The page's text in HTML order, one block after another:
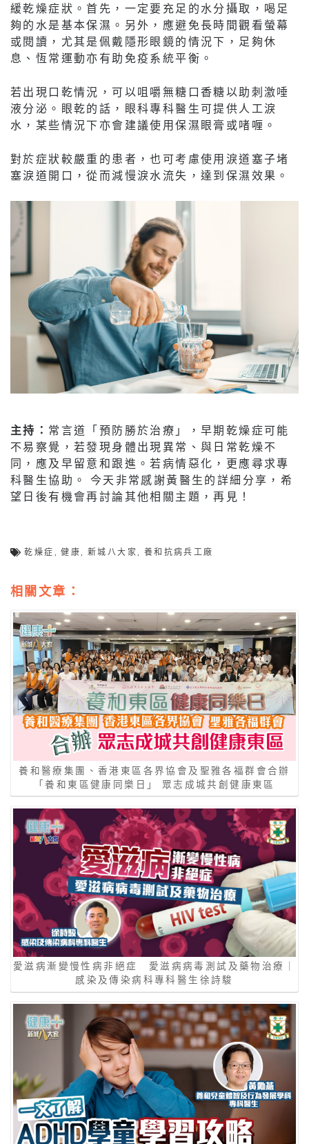
緩乾燥症狀。首先，一定要充足的水分攝取，喝足
夠的水是基本保濕。另外，應避免長時間觀看螢幕
或閱讀，尤其是佩戴隱形眼鏡的情況下，足夠休
息、恆常運動亦有助免疫系統平衡。
若出現口乾情況，可以咀嚼無糖口香糖以助刺激唾
液分泌。眼乾的話，眼科專科醫生可提供人工淚
水，某些情況下亦會建議使用保濕眼膏或啫喱。
對於症狀較嚴重的患者，也可考慮使用淚道塞子堵
塞淚道開口，從而減慢淚水流失，達到保濕效果。
主持： 常言道「預防勝於治療」，早期乾燥症可能
不易察覺，若發現身體出現異常、與日常乾燥不
同，應及早留意和跟進。若病情惡化，更應尋求專
科醫生協助。 今天非常感謝黃醫生的詳細分享，希
望日後有機會再討論其他相關主題，再見！
乾燥症 ,健康 ,新城八大家 養和抗病兵工廠
相關文章：
養和醫療集團、香港東區各界協會及聖雅各福群會合辦
「養和東區健康同樂日」 眾志成城共創健康東區
愛滋病漸變慢性病非絕症 愛滋病病毒測試及藥物治療｜
感染及傳染病科專科醫生徐詩駿